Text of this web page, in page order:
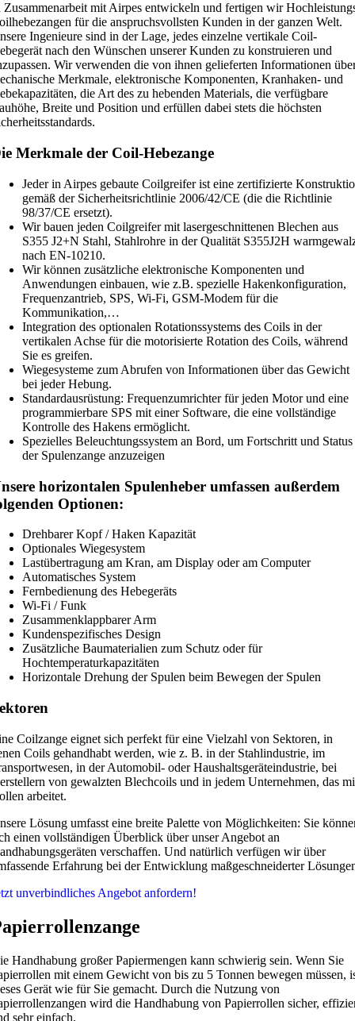
Zusammenarbeit mit Airpes entwickeln und fertigen wir
für die anspruchsvollsten Kunden in der ganzen Welt.
Ingenieure sind in der Lage, jedes einzelne vertikale Coil-
nach den Wünschen unserer Kunden zu konstruieren und
Wir verwenden die von ihnen gelieferten Informationen
Merkmale, elektronische Komponenten, Kranhaken- und
die Art des zu hebenden Materials, die verfügbare
Breite und Position und erfüllen dabei stets die höchsten
Merkmale der Coil-Hebezange
Jeder in Airpes gebaute Coilgreifer ist eine zertifizierte
gemäß der Sicherheitsrichtlinie 2006/42/CE (die die Richtlinie
98/37/CE ersetzt).
Wir bauen jeden Coilgreifer mit lasergeschnittenen Blechen aus
S355 J2+N Stahl, Stahlrohre in der Qualität S355J2H
nach EN-10210.
Wir können zusätzliche elektronische Komponenten und
Anwendungen einbauen, wie z.B. spezielle Hakenkonfiguration,
Frequenzantrieb, SPS, Wi-Fi, GSM-Modem für die
Kommunikation,…
Integration des optionalen Rotationssystems des Coils in der
vertikalen Achse für die motorisierte Rotation des Coils, während
Sie es greifen.
Wiegesysteme zum Abrufen von Informationen über das Gewicht
bei jeder Hebung.
Standardausrüstung: Frequenzumrichter für jeden Motor und eine
programmierbare SPS mit einer Software, die eine vollständige
Kontrolle des Hakens ermöglicht.
Spezielles Beleuchtungssystem an Bord, um Fortschritt und Status
der Spulenzange anzuzeigen
horizontalen Spulenheber umfassen außerdem
Optionen:
Drehbarer Kopf / Haken Kapazität
Optionales Wiegesystem
Lastübertragung am Kran, am Display oder am Computer
Automatisches System
Fernbedienung des Hebegeräts
Wi-Fi / Funk
Zusammenklappbarer Arm
Kundenspezifisches Design
Zusätzliche Baumaterialien zum Schutz oder für
Hochtemperaturkapazitäten
Horizontale Drehung der Spulen beim Bewegen der Spulen
Coilzange eignet sich perfekt für eine Vielzahl von Sektoren, in
Coils gehandhabt werden, wie z. B. in der Stahlindustrie, im
in der Automobil- oder Haushaltsgeräteindustrie, bei
von gewalzten Blechcoils und in jedem Unternehmen, das
arbeitet.
Lösung umfasst eine breite Palette von Möglichkeiten: Sie
einen vollständigen Überblick über unser Angebot an
verschaffen. Und natürlich verfügen wir über
Erfahrung bei der Entwicklung maßgeschneiderter
unverbindliches Angebot anfordern!
Handhabung großer Papiermengen kann schwierig sein. Wenn Sie
mit einem Gewicht von bis zu 5 Tonnen bewegen müssen,
Gerät wie für Sie gemacht. Durch die Nutzung von
wird die Handhabung von Papierrollen sicher,
sehr einfach.